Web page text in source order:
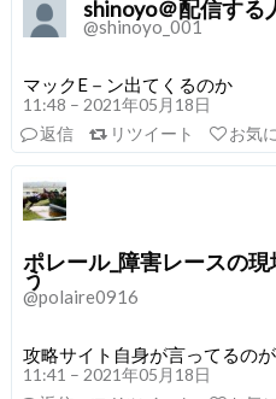
shinoyo＠配信する
@shinoyo_001
マックE－ン出てくるのか
11:48 – 2021年05月18日
返信
リツイート お気
ポレール_障害レースの
う
@polaire0916
攻略サイト自身が言ってるの
11:41 – 2021年05月18日